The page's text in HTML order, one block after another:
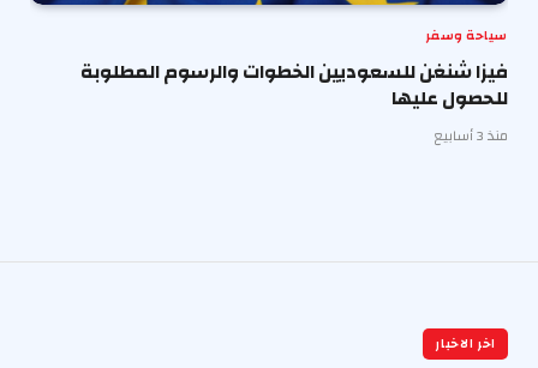
سياحة وسفر
فيزا شنغن للسعوديين الخطوات والرسوم المطلوبة
للحصول عليها
منذ 3 أسابيع
اخر الاخبار